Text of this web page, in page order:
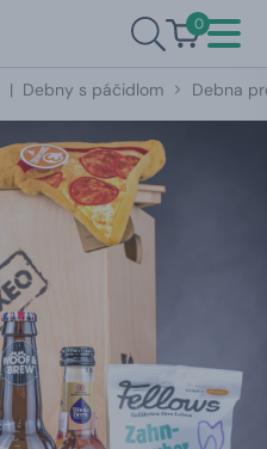
0
| Debny s páčidlom Debna